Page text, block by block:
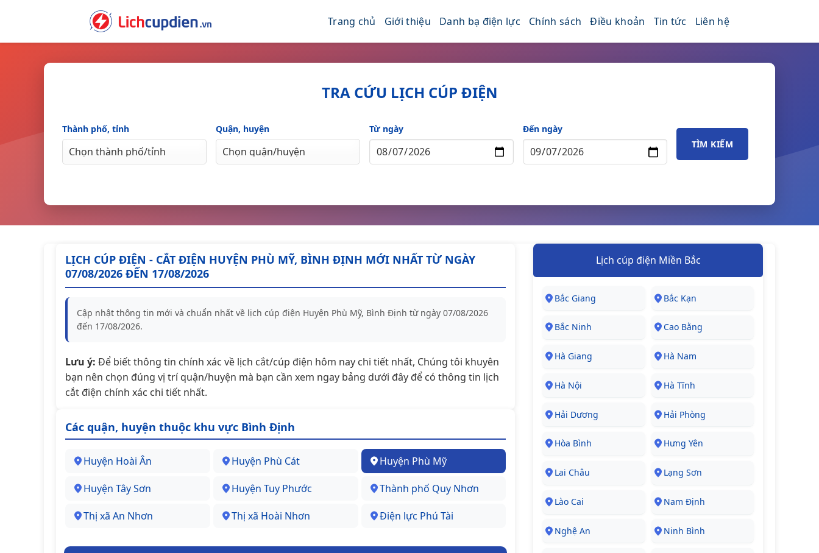
Trang chủ Giới thiệu Danh bạ điện lực Chính sách Điều khoản Tin tức Liên hệ
TRA CỨU LỊCH CÚP ĐIỆN
Thành phố, tỉnh Quận, huyện Từ ngày
Đến ngày
TÌM KIẾM
LỊCH CÚP ĐIỆN - CẮT ĐIỆN HUYỆN PHÙ MỸ, BÌNH ĐỊNH MỚI NHẤT TỪ NGÀY
07/08/2026 ĐẾN 17/08/2026
Cập nhật thông tin mới và chuẩn nhất về lịch cúp điện Huyện Phù Mỹ, Bình Định từ ngày 07/08/2026
đến 17/08/2026.
Lưu ý: Để biết thông tin chính xác về lịch cắt/cúp điện hôm nay chi tiết nhất, Chúng tôi khuyên
bạn nên chọn đúng vị trí quận/huyện mà bạn cần xem ngay bảng dưới đây để có thông tin lịch
cắt điện chính xác chi tiết nhất.
Các quận, huyện thuộc khu vực Bình Định
Huyện Hoài Ân Huyện Phù Cát Huyện Phù Mỹ
Huyện Tây Sơn Huyện Tuy Phước Thành phố Quy Nhơn
Thị xã An Nhơn Thị xã Hoài Nhơn Điện lực Phú Tài
Lịch cúp điện Miền Bắc
Bắc Giang Bắc Kạn
Bắc Ninh Cao Bằng
Hà Giang Hà Nam
Hà Nội Hà Tĩnh
Hải Dương Hải Phòng
Hòa Bình Hưng Yên
Lai Châu Lạng Sơn
Lào Cai Nam Định
Nghệ An Ninh Bình